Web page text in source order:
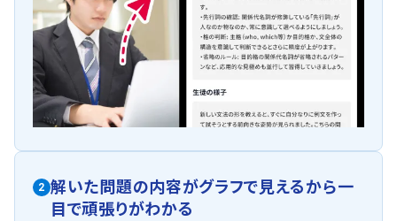
2 解いた問題の内容がグラフで見えるから一
目で頑張りがわかる